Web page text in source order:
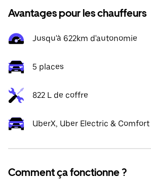
Avantages pour les chauffeurs
Jusqu'à 622km d'autonomie
5 places
822 L de coffre
UberX, Uber Electric & Comfort
Comment ça fonctionne ?